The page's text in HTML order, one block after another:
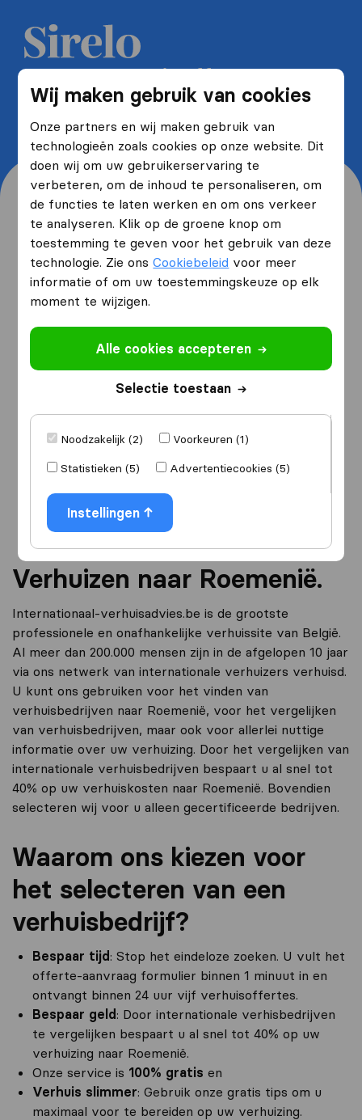
Wij maken gebruik van cookies
Onze partners en wij maken gebruik van
technologieën zoals cookies op onze website. Dit
doen wij om uw gebruikerservaring te
verbeteren, om de inhoud te personaliseren, om
de functies te laten werken en om ons verkeer
te analyseren. Klik op de groene knop om
toestemming te geven voor het gebruik van deze
technologie. Zie onsCookiebeleid voor meer
informatie of om uw toestemmingskeuze op elk
moment te wijzigen.
Alle cookies accepteren
Selectie toestaan
Noodzakelijk (2)
Voorkeuren (1)
Statistieken (5)
Advertentiecookies (5)
Instellingen
Ontvang 5 gratis offertes van
verhuisfirma's en bespaar tot wel
40%
Waar woont u nu en waar
verhuist u naartoe?
Ik ga verhuizenvan
Ik ga verhuizennaar
Ga verder
Verhuizen naar Roemenië.
Internationaal-verhuisadvies.be is de grootste
professionele en onafhankelijke verhuissite van België.
Al meer dan 200.000 mensen zijn in de afgelopen 10 jaar
via ons netwerk van internationale verhuizers verhuisd.
U kunt ons gebruiken voor het vinden van
verhuisbedrijven naar Roemenië, voor het vergelijken
van verhuisbedrijven, maar ook voor allerlei nuttige
informatie over uw verhuizing. Door het vergelijken van
internationale verhuisbedrijven bespaart u al snel tot
40% op uw verhuiskosten naar Roemenië. Bovendien
selecteren wij voor u alleen gecertificeerde bedrijven.
Waarom ons kiezen voor
het selecteren van een
verhuisbedrijf?
Bespaar tijd : Stop het eindeloze zoeken. U vult het
offerte-aanvraag formulier binnen 1 minuut in en
ontvangt binnen 24 uur vijf verhuisoffertes.
Bespaar geld : Door internationale verhisbedrijven
te vergelijken bespaart u al snel tot 40% op uw
verhuizing naar Roemenië.
Onze service is 100% gratis en
Verhuis slimmer: Gebruik onze gratis tips om u
maximaal voor te bereiden op uw verhuizing.